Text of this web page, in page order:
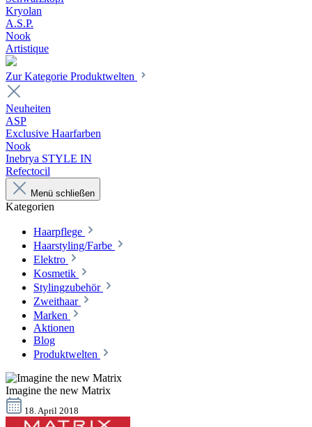
Kryolan
A.S.P.
Nook
Artistique
Zur Kategorie Produktwelten
Neuheiten
ASP
Exclusive Haarfarben
Nook
Inebrya STYLE IN
Refectocil
Menü schließen
Kategorien
Haarpflege
Haarstyling/Farbe
Elektro
Kosmetik
Stylingzubehör
Zweithaar
Marken
Aktionen
Blog
Produktwelten
Imagine the new Matrix
18. April 2018